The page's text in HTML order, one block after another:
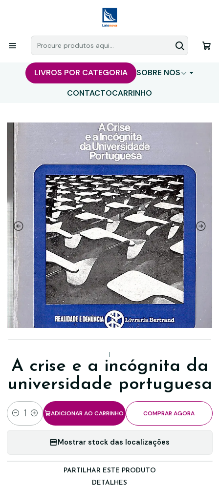
LIVROS POR CATEGORIA
SOBRE NÓS
CONTACTOCARRINHO
|
A crise e a incógnita da
universidade portuguesa
Quantidade
ADICIONAR AO CARRINHO COMPRAR AGORA
Mostrar stock das localizações
PARTILHAR ESTE PRODUTO
DETALHES